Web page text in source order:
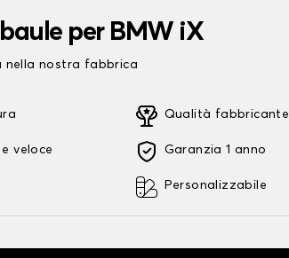
per BMW iX
nella nostra fabbrica
veloce
Qualità fabbricante
Garanzia 1 anno
Personalizzabile